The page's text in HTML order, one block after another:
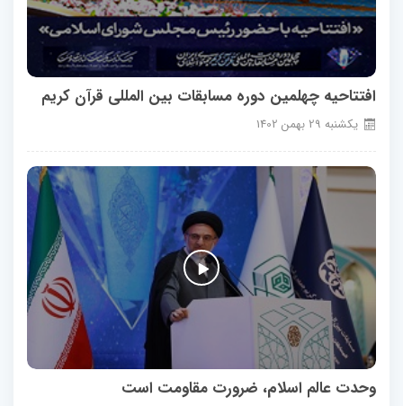
افتتاحیه چهلمین دوره مسابقات بین المللی قرآن کریم
يكشنبه 29 بهمن 1402
وحدت عالم اسلام، ضرورت مقاومت است